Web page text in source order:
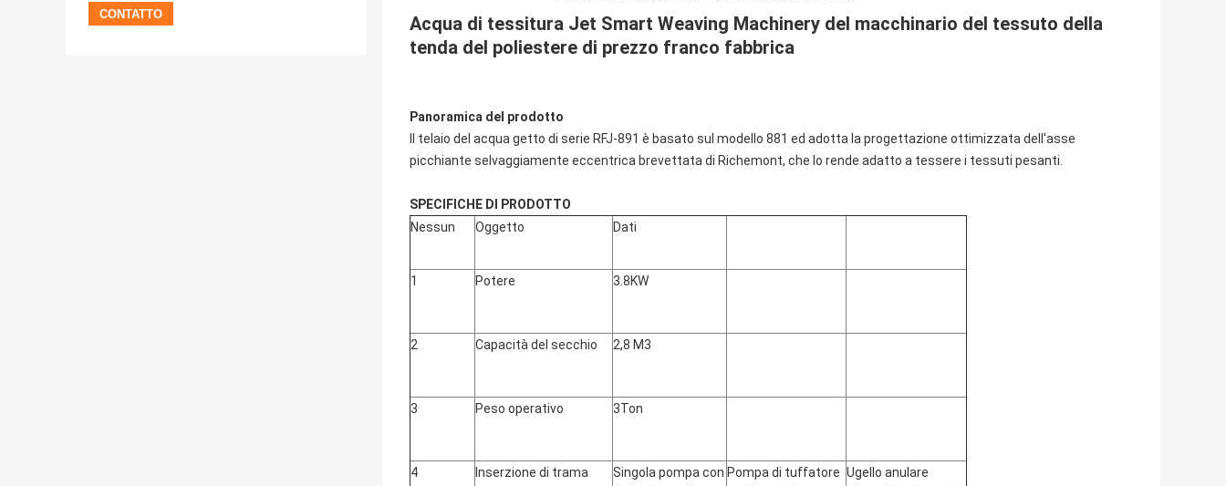
Acqua di tessitura Jet Smart Weaving Machinery del macchinario del tessuto della
tenda del poliestere di prezzo franco fabbrica
Panoramica del prodotto
Il telaio del acqua getto di serie RFJ-891 è basato sul modello 881 ed adotta la progettazione ottimizzata dell'asse
picchiante selvaggiamente eccentrica brevettata di Richemont, che lo rende adatto a tessere i tessuti pesanti.
SPECIFICHE DI PRODOTTO
Nessun
Oggetto Dati
1 Potere 3.8KW
2 Capacità del secchio 2,8 M3
3 Peso operativo 3Ton
4 Inserzione di trama
Singola pompa con Pompa di tuffatore Ugello anulare